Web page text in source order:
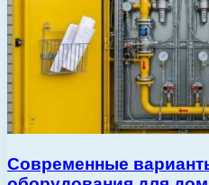
Современные